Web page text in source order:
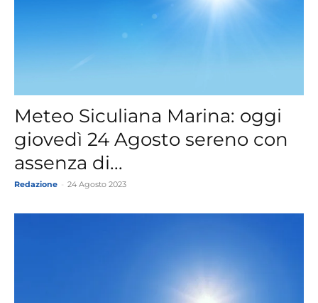
Meteo Siculiana Marina: oggi
giovedì 24 Agosto sereno con
assenza di...
Redazione 24 Agosto 2023